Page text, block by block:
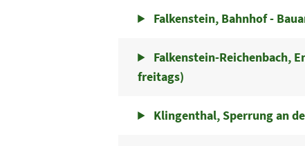
Falkenstein, Bahnhof -
Falkenstein-Reichenbach,
freitags)
Klingenthal, Sperrung an